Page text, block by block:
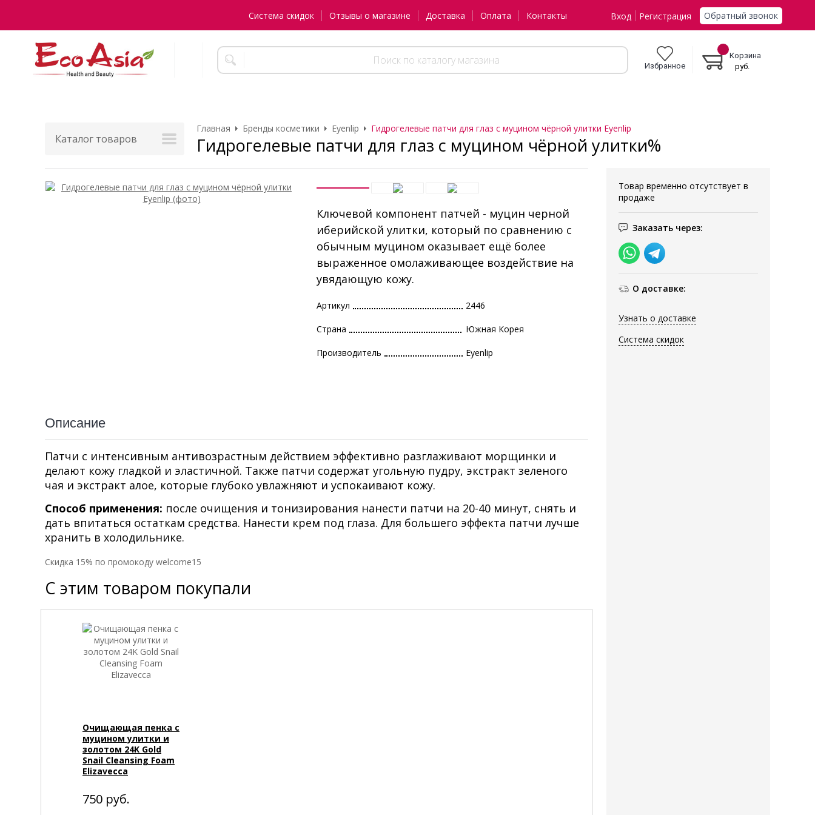
Система скидок Отзывы о магазине Доставка Оплата Контакты Вход Регистрация Обратный звонок
Избранное
Корзина
руб.
Каталог товаров
Главная Бренды косметики Eyenlip Гидрогелевые патчи для глаз с муцином чёрной улитки Eyenlip
Гидрогелевые патчи для глаз с муцином чёрной улитки%
Товар временно отсутствует в
продаже
Заказать через:
О доставке:
Узнать о доставке
Система скидок
Ключевой компонент патчей - муцин черной
иберийской улитки, который по сравнению с
обычным муцином оказывает ещё более
выраженное омолаживающее воздействие на
увядающую кожу.
Артикул 2446
Страна Южная Корея
Производитель Eyenlip
Описание
Патчи с интенсивным антивозрастным действием эффективно разглаживают морщинки и
делают кожу гладкой и эластичной. Также патчи содержат угольную пудру, экстракт зеленого
чая и экстракт алое, которые глубоко увлажняют и успокаивают кожу.
Способ применения: после очищения и тонизирования нанести патчи на 20-40 минут, снять и
дать впитаться остаткам средства. Нанести крем под глаза. Для большего эффекта патчи лучше
хранить в холодильнике.
Cкидка 15% по промокоду welcome15
С этим товаром покупали
Очищающая пенка с
муцином улитки и
золотом 24K Gold
Snail Cleansing Foam
Elizavecca
750 руб.